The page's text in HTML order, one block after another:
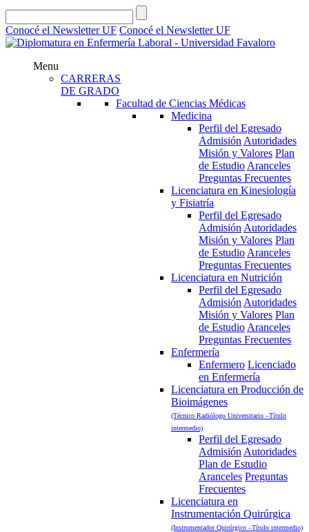
Conocé el Newsletter UF Conocé el Newsletter UF
Menu
CARRERAS
DE GRADO
Facultad de Ciencias Médicas
Medicina
Perfil del Egresado
Admisión Autoridades
Misión y Valores Plan
de Estudio Aranceles
Preguntas Frecuentes
Licenciatura en Kinesiología
y Fisiatría
Perfil del Egresado
Admisión Autoridades
Misión y Valores Plan
de Estudio Aranceles
Preguntas Frecuentes
Licenciatura en Nutrición
Perfil del Egresado
Admisión Autoridades
Misión y Valores Plan
de Estudio Aranceles
Preguntas Frecuentes
Enfermería
Enfermero Licenciado
en Enfermería
Licenciatura en Producción de
Bioimágenes
(Técnico Radiólogo Universitario –Título
intermedio)
Perfil del Egresado
Admisión Autoridades
Plan de Estudio
Aranceles Preguntas
Frecuentes
Licenciatura en
Instrumentación Quirúrgica
(Instrumentador Quirúrgico –Título intermedio)